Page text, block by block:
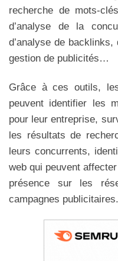
recherche de mots-
d’analyse de la
d’analyse de
gestion de publicités…
Grâce à ces outils,
peuvent identifier les
pour leur entreprise,
les résultats de
leurs concurrents,
web qui peuvent
présence sur les
campagnes publicitaires.